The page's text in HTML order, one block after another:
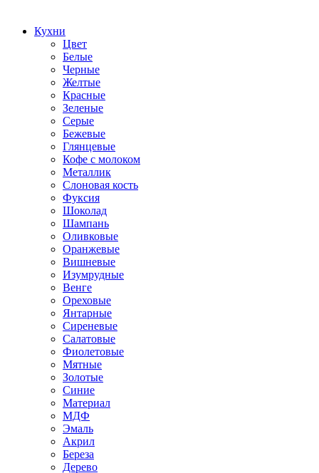
Кухни
Цвет
Белые
Черные
Желтые
Красные
Зеленые
Серые
Бежевые
Глянцевые
Кофе с молоком
Металлик
Слоновая кость
Фуксия
Шоколад
Шампань
Оливковые
Оранжевые
Вишневые
Изумрудные
Венге
Ореховые
Янтарные
Сиреневые
Салатовые
Фиолетовые
Мятные
Золотые
Синие
Материал
МДФ
Эмаль
Акрил
Береза
Дерево